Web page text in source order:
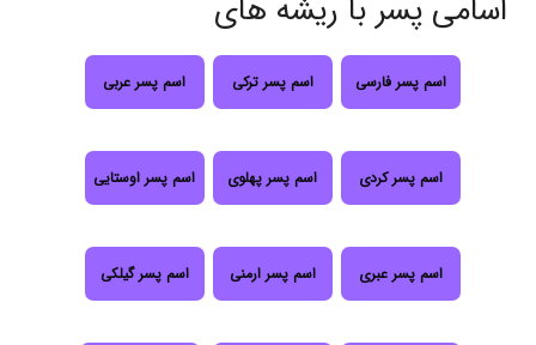
اسامی پسر با ریشه های
اسم پسر فارسی اسم پسر ترکی اسم پسر عربی
اسم پسر کردی اسم پسر پهلوی اسم پسر اوستایی
اسم پسر عبری اسم پسر ارمنی اسم پسر گیلکی